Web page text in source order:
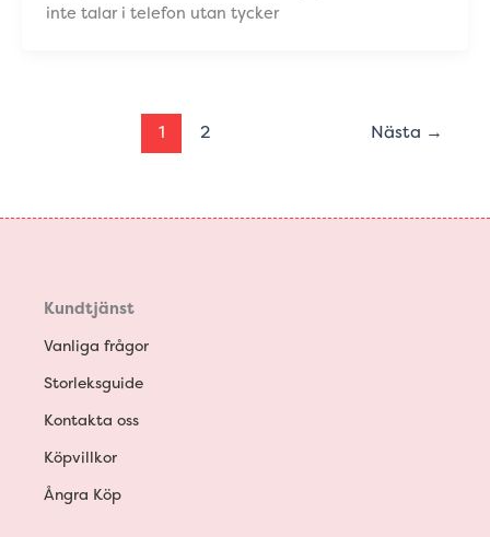
inte talar i telefon utan tycker
1 2 Nästa →
Kundtjänst
Vanliga frågor
Storleksguide
Kontakta oss
Köpvillkor
Ångra Köp